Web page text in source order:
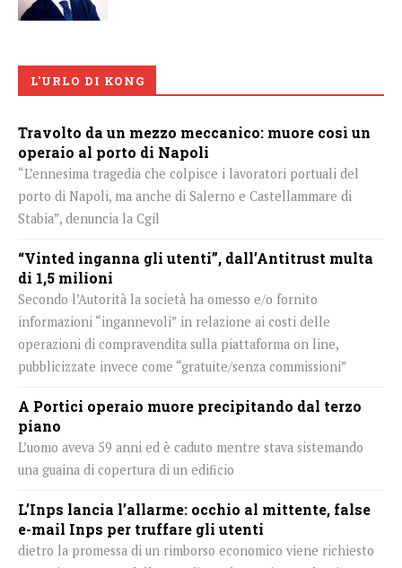
L'URLO DI KONG
Travolto da un mezzo meccanico: muore così un
operaio al porto di Napoli
“L’ennesima tragedia che colpisce i lavoratori portuali del
porto di Napoli, ma anche di Salerno e Castellammare di
Stabia”, denuncia la Cgil
“Vinted inganna gli utenti”, dall’Antitrust multa
di 1,5 milioni
Secondo l’Autorità la società ha omesso e/o fornito
informazioni “ingannevoli” in relazione ai costi delle
operazioni di compravendita sulla piattaforma on line,
pubblicizzate invece come “gratuite/senza commissioni”
A Portici operaio muore precipitando dal terzo
piano
L’uomo aveva 59 anni ed è caduto mentre stava sistemando
una guaina di copertura di un edificio
L’Inps lancia l’allarme: occhio al mittente, false
e-mail Inps per truffare gli utenti
dietro la promessa di un rimborso economico viene richiesto